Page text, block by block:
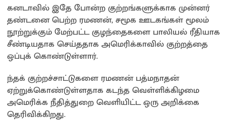
கனடாவில் இதே போன்ற குற்றங்களுக்காக முன்னர்
தண்டனை பெற்ற ரமணன், சமூக ஊடகங்கள் மூலம்
நூற்றுக்கும் மேற்பட்ட குழந்தைகளை பாலியல் ரீதியாக
சீண்டியதாக செய்ததாக அமெரிக்காவில் குற்றத்தை
ஒப்புக் கொண்டுள்ளார்.
ந்தக் குற்றச்சாட்டுகளை ரமணன் பத்மநாதன்
ஏற்றுக்கொண்டுள்ளதாக கடந்த வெள்ளிக்கிழமை
அமெரிக்க நீதித்துறை வெளியிட்ட ஒரு அறிக்கை
தெரிவிக்கிறது.